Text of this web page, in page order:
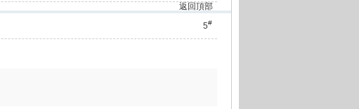
返回頂部
5#